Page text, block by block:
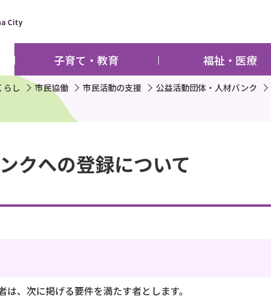
子育て・教育 福祉・医療
らし 市民協働 市民活動の支援 公益活動団体・人材バンク
クへの登録について
、次に掲げる要件を満たす者とします。